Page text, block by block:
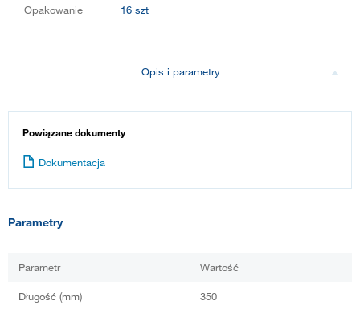
Opakowanie
16 szt
Opis i parametry
Powiązane dokumenty
Dokumentacja
Parametry
Parametr Wartość
Długość (mm) 350